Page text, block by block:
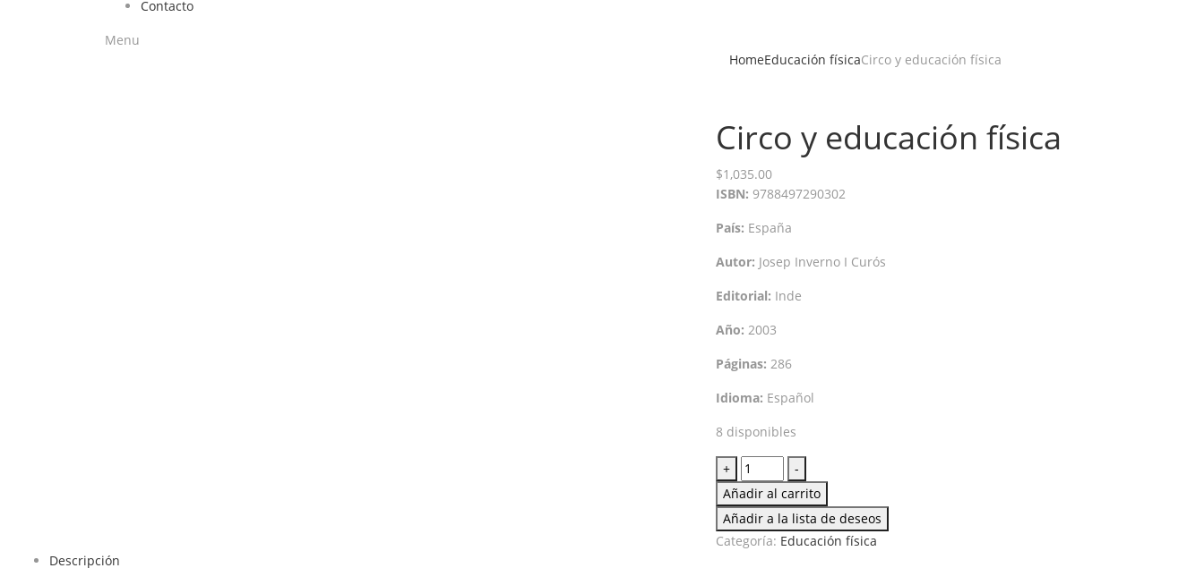
Contacto
Menu
HomeEducación físicaCirco y educación física
Circo y educación física
$1,035.00
ISBN: 9788497290302
País: España
Autor: Josep Inverno I Curós
Editorial: Inde
Año: 2003
Páginas: 286
Idioma: Español
8 disponibles
+
Circo
y
educación
física
cantidad
-
Añadir al carrito
Añadir a la lista de deseos
Categoría: Educación física
Descripción